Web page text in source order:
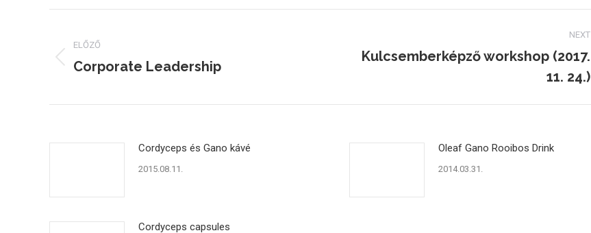
navigation
ELŐZŐ
Previous
Corporate Leadership
NEXT
Next
Kulcsemberképző workshop (2017.
11. 24.)
Cordyceps és Gano kávé
2015.08.11.
Oleaf Gano Rooibos Drink
2014.03.31.
Cordyceps capsules